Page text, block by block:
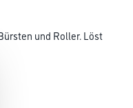
und Roller. Löst